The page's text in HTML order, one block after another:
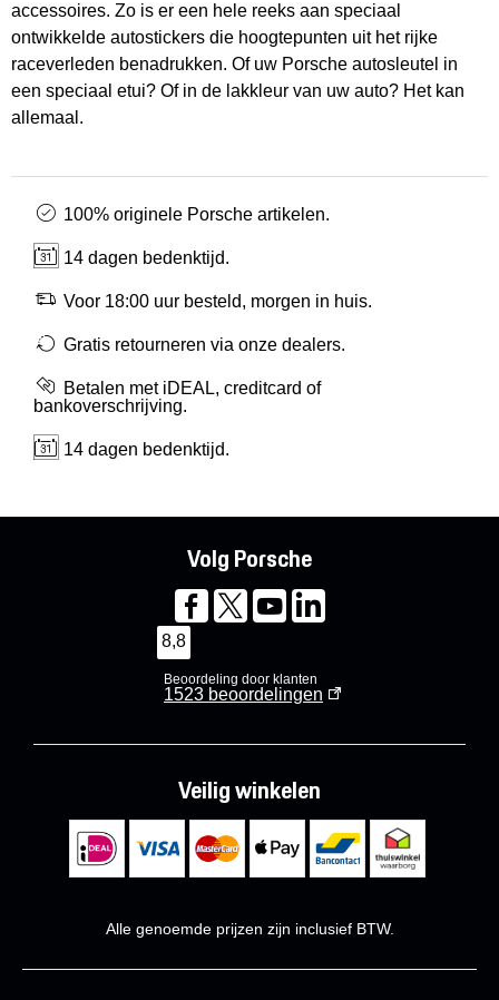
accessoires. Zo is er een hele reeks aan speciaal
ontwikkelde autostickers die hoogtepunten uit het rijke
raceverleden benadrukken. Of uw Porsche autosleutel in
een speciaal etui? Of in de lakkleur van uw auto? Het kan
allemaal.
100% originele Porsche artikelen.
14 dagen bedenktijd.
Voor 18:00 uur besteld, morgen in huis.
Gratis retourneren via onze dealers.
Betalen met iDEAL, creditcard of
bankoverschrijving.
14 dagen bedenktijd.
Volg Porsche
8,8
Beoordeling door klanten
1523 beoordelingen
Veilig winkelen
Alle genoemde prijzen zijn inclusief BTW.